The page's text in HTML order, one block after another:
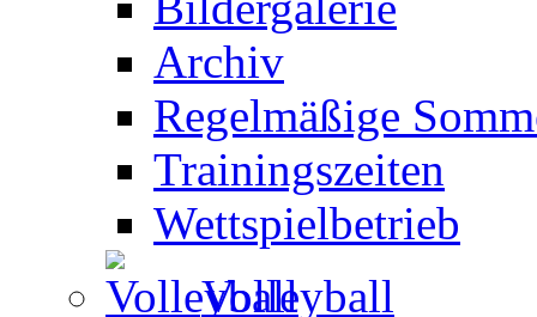
Archiv
Regelmäßige
Trainingszeiten
Wettspielbetrieb
Volleyball